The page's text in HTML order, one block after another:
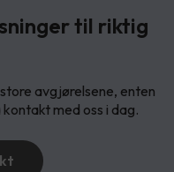
til riktig
avgjørelsene, enten
med oss i dag.